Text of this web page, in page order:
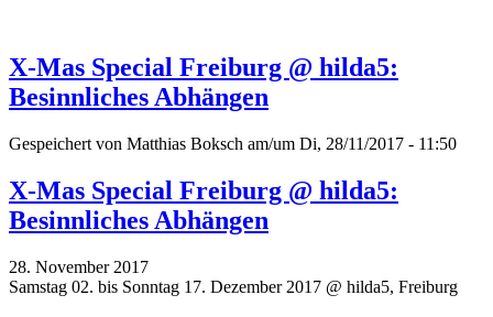
X-Mas Special Freiburg @ hilda5:
Besinnliches Abhängen
Gespeichert von Matthias Boksch am/um Di, 28/11/2017 - 11:50
X-Mas Special Freiburg @ hilda5:
Besinnliches Abhängen
28. November 2017
Samstag 02. bis Sonntag 17. Dezember 2017 @ hilda5, Freiburg